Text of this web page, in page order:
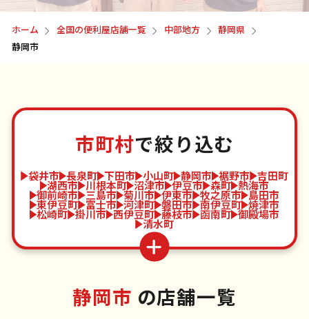
ホーム 全国の便利屋店舗一覧 中部地方
静岡県
静岡市
市町村で絞り込む
袋井市 長泉町 下田市 小山町 静岡市 裾野市 吉田町
湖西市 川根本町 沼津市 伊豆市 森町 熱海市
御前崎市 三島市 菊川市 伊東市 牧之原市 島田市
東伊豆町 富士市 河津町 磐田市 南伊豆町 焼津市
松崎町 掛川市 西伊豆町 藤枝市 函南町 御殿場市
清水町
静岡市 の店舗一覧